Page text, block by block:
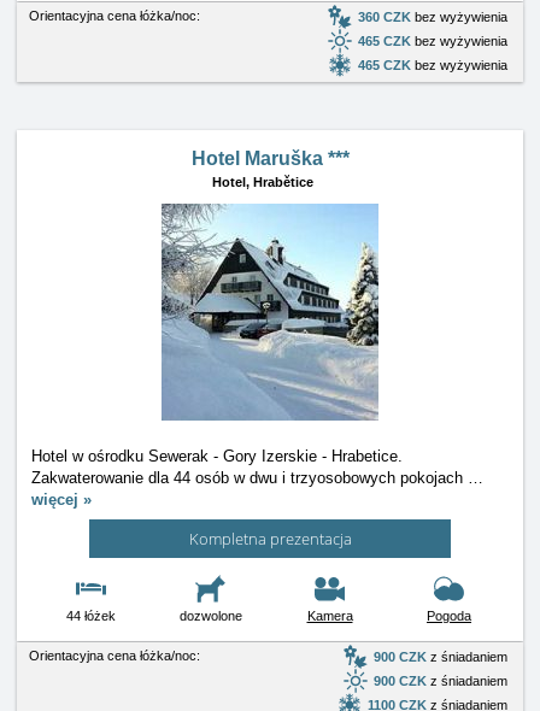
Orientacyjna cena łóżka/noc: 360 CZK bez wyżywienia
465 CZK bez wyżywienia
465 CZK bez wyżywienia
Hotel Maruška ***
Hotel, Hrabětice
Hotel w ośrodku Sewerak - Gory Izerskie - Hrabetice.
Zakwaterowanie dla 44 osób w dwu i trzyosobowych pokojach …
więcej »
Kompletna prezentacja
44 łóżek dozwolone Kamera Pogoda
Orientacyjna cena łóżka/noc: 900 CZK z śniadaniem
900 CZK z śniadaniem
1100 CZK z śniadaniem